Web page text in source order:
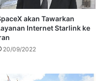
akan Tawarkan
Internet Starlink ke
20/09/2022